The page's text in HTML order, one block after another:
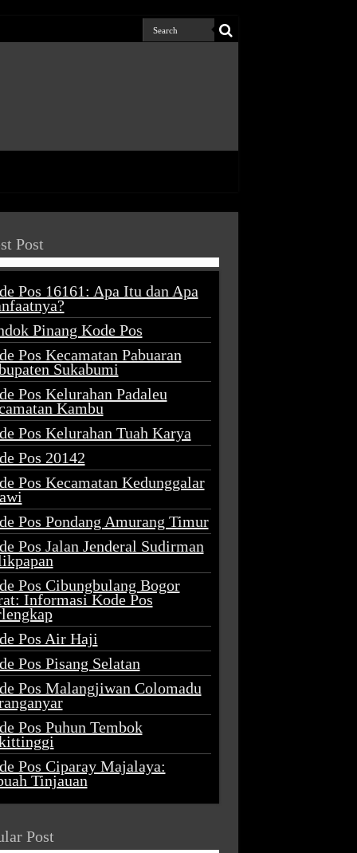
Post
Pos 16161: Apa Itu dan Apa
Pinang Kode Pos
Pos Kecamatan Pabuaran
Sukabumi
Pos Kelurahan Padaleu
Kambu
Pos Kelurahan Tuah Karya
Pos 20142
Pos Kecamatan Kedunggalar
Pos Pondang Amurang Timur
Pos Jalan Jenderal Sudirman
Pos Cibungbulang Bogor
Informasi Kode Pos
Pos Air Haji
Pos Pisang Selatan
Pos Malangjiwan Colomadu
Pos Puhun Tembok
Pos Ciparay Majalaya:
Tinjauan
Post